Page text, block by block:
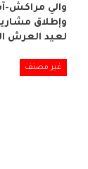
والي
وإطلاق
لعيد العرش
غير مصنف